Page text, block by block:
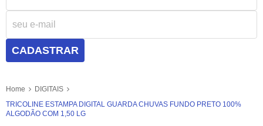
CADASTRAR
Home
DIGITAIS
TRICOLINE ESTAMPA DIGITAL GUARDA CHUVAS FUNDO PRETO 100%
ALGODÃO COM 1,50 LG